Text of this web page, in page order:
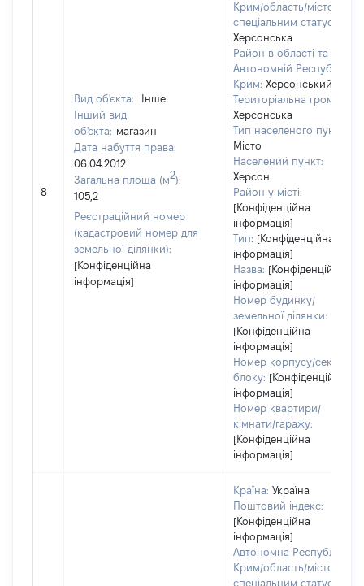
8
Вид об'єкта:
Інше
Інший вид
об'єкта: магазин
Дата набуття права:
06.04.2012
Загальна площа (м2):
105,2
Реєстраційний номер
(кадастровий номер для
земельної ділянки):
[Конфіденційна
інформація]
Крим/область/місто зі
спеціальним статусом:
Херсонська
Район в області та
Автономній Республіці
Крим: Херсонський
Територіальна громада:
Херсонська
Тип населеного пункту:
Місто
Населений пункт:
Херсон
Район у місті:
[Конфіденційна
інформація]
Тип: [Конфіденційна
інформація]
Назва: [Конфіденційна
інформація]
Номер будинку/
земельної ділянки:
[Конфіденційна
інформація]
Номер корпусу/секції/
блоку: [Конфіденційна
інформація]
Номер квартири/
кімнати/гаражу:
[Конфіденційна
інформація]
Країна: Україна
Поштовий індекс:
[Конфіденційна
інформація]
Автономна Республіка
Крим/область/місто зі
спеціальним статусом: